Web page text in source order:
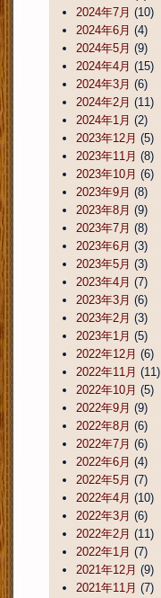
2024年7月 (10)
2024年6月 (4)
2024年5月 (9)
2024年4月 (15)
2024年3月 (6)
2024年2月 (11)
2024年1月 (2)
2023年12月 (5)
2023年11月 (8)
2023年10月 (6)
2023年9月 (8)
2023年8月 (9)
2023年7月 (8)
2023年6月 (3)
2023年5月 (3)
2023年4月 (7)
2023年3月 (6)
2023年2月 (3)
2023年1月 (5)
2022年12月 (6)
2022年11月 (11)
2022年10月 (5)
2022年9月 (9)
2022年8月 (6)
2022年7月 (6)
2022年6月 (4)
2022年5月 (7)
2022年4月 (10)
2022年3月 (6)
2022年2月 (11)
2022年1月 (7)
2021年12月 (9)
2021年11月 (7)